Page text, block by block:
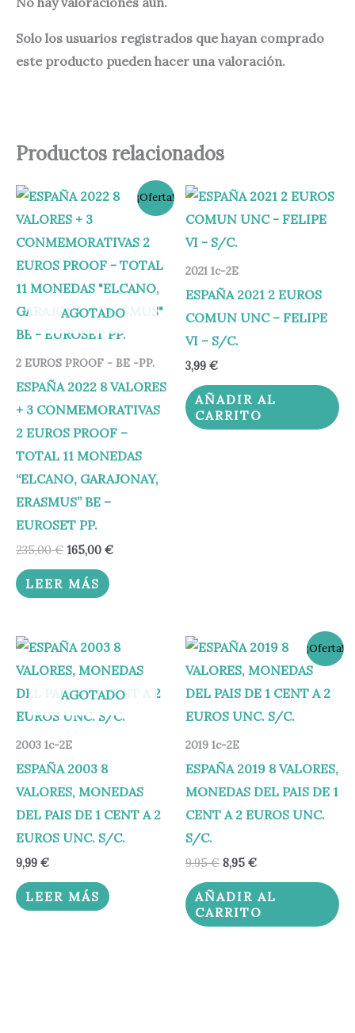
Solo los usuarios registrados que hayan comprado
este producto pueden hacer una valoración.
Productos relacionados
¡Oferta!
AGOTADO
2 EUROS PROOF - BE -PP.
ESPAÑA 2022 8 VALORES
+ 3 CONMEMORATIVAS
2 EUROS PROOF –
TOTAL 11 MONEDAS
“ELCANO, GARAJONAY,
ERASMUS” BE –
EUROSET PP.
235,00€
El
precio
original
era:
235,00 €.
165,00 €
El
precio
es:
165,00 €.
LEER MÁS
2021 1c-2E
ESPAÑA 2021 2 EUROS
COMUN UNC – FELIPE
VI – S/C.
3,99 €
AÑADIR AL
CARRITO
AGOTADO
2003 1c-2E
ESPAÑA 2003 8
VALORES, MONEDAS
DEL PAIS DE 1 CENT A 2
EUROS UNC. S/C.
9,99 €
LEER MÁS
¡Oferta!
2019 1c-2E
ESPAÑA 2019 8 VALORES,
MONEDAS DEL PAIS DE 1
CENT A 2 EUROS UNC.
S/C.
9,95€
El
precio
original
era:
9,95 €.
8,95 €
El
precio
actual
es:
8,95 €.
AÑADIR AL
CARRITO